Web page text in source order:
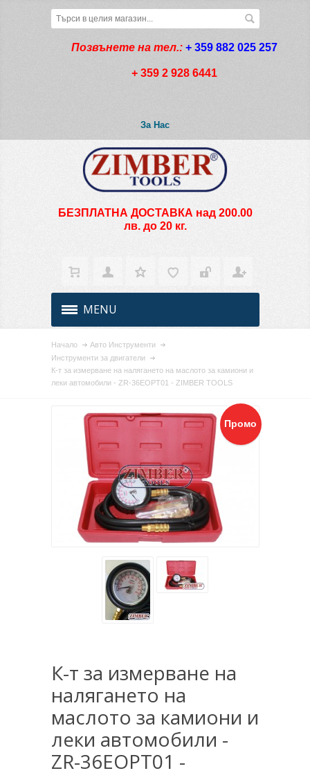
Позвънете на тел.: + 359 882 025 257
+ 359 2 928 6441
За Нас
БЕЗПЛАТНА ДОСТАВКА над 200.00
лв. до 20 кг.
MENU
Начало
Авто Инструменти
Инструменти за двигатели
К-т за измерване на налягането на маслото за камиони и
леки автомобили - ZR-36EOPT01 - ZIMBER TOOLS
Промо
К-т за измерване на
налягането на
маслото за камиони и
леки автомобили -
ZR-36EOPT01 -